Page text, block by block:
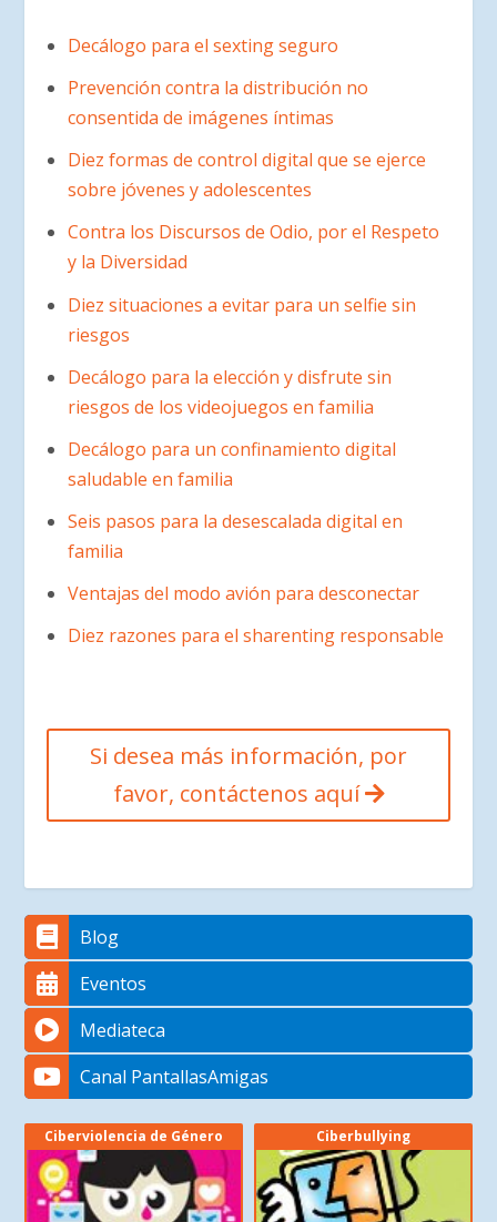
Decálogo para el sexting seguro
Prevención contra la distribución no
consentida de imágenes íntimas
Diez formas de control digital que se ejerce
sobre jóvenes y adolescentes
Contra los Discursos de Odio, por el Respeto
y la Diversidad
Diez situaciones a evitar para un selfie sin
riesgos
Decálogo para la elección y disfrute sin
riesgos de los videojuegos en familia
Decálogo para un confinamiento digital
saludable en familia
Seis pasos para la desescalada digital en
familia
Ventajas del modo avión para desconectar
Diez razones para el sharenting responsable
Si desea más información, por
favor, contáctenos aquí
Blog
Eventos
Mediateca
Canal PantallasAmigas
Ciberviolencia de Género Ciberbullying